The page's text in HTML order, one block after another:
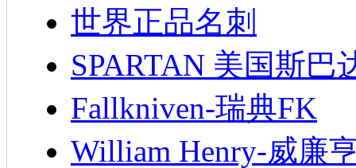
世界正品名刺
SPARTAN 美国斯巴
Fallkniven-瑞典FK
William Henry-威廉